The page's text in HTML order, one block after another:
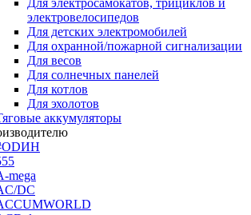
Для электросамокатов, трициклов и
электровелосипедов
Для детских электромобилей
Для охранной/пожарной сигнализации
Для весов
Для солнечных панелей
Для котлов
Для эхолотов
аккумуляторы
mega
DC